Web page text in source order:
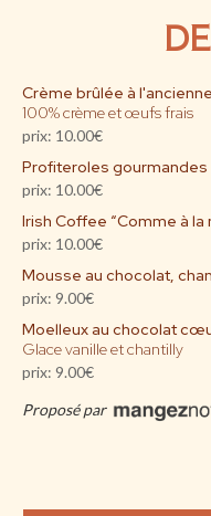
Crème brûlée à l'ancienne
100% crème et œufs frais
prix: 10.00€
Profiteroles gourmandes
prix: 10.00€
Irish Coffee “Comme à la
prix: 10.00€
Mousse au chocolat,
prix: 9.00€
Moelleux au chocolat
Glace vanille et chantilly
prix: 9.00€
Proposé par